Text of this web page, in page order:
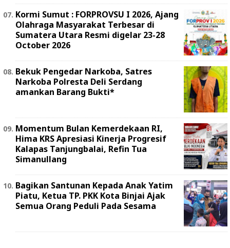
Kormi Sumut : FORPROVSU I 2026, Ajang
Olahraga Masyarakat Terbesar di
Sumatera Utara Resmi digelar 23-28
October 2026
Bekuk Pengedar Narkoba, Satres
Narkoba Polresta Deli Serdang
amankan Barang Bukti*
Momentum Bulan Kemerdekaan RI,
Hima KRS Apresiasi Kinerja Progresif
Kalapas Tanjungbalai, Refin Tua
Simanullang
Bagikan Santunan Kepada Anak Yatim
Piatu, Ketua TP. PKK Kota Binjai Ajak
Semua Orang Peduli Pada Sesama